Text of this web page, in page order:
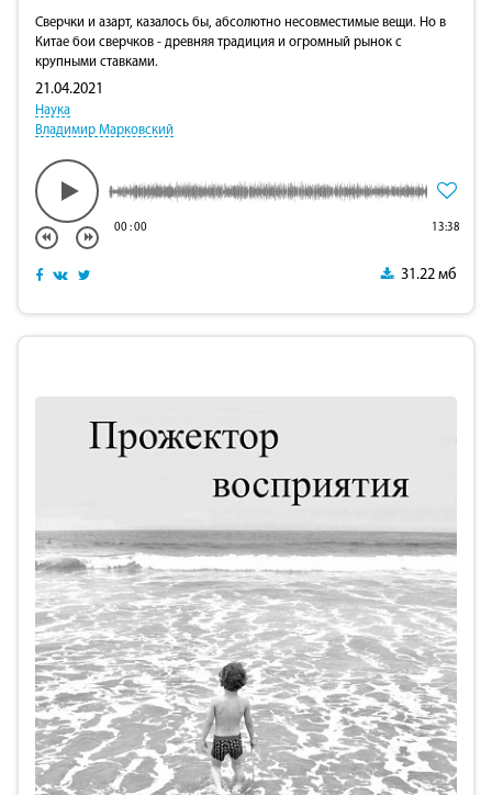
Сверчки и азарт, казалось бы, абсолютно несовместимые вещи. Но в
Китае бои сверчков - древняя традиция и огромный рынок с
крупными ставками.
21.04.2021
Наука
Владимир Марковский
00:00 13:38
31.22 мб